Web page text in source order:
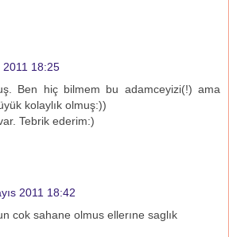
2011 18:25
Ben hiç bilmem bu adamceyizi(!) ama
kolaylık olmuş:))
Tebrik ederim:)
2011 18:42
cok sahane olmus ellerıne saglık